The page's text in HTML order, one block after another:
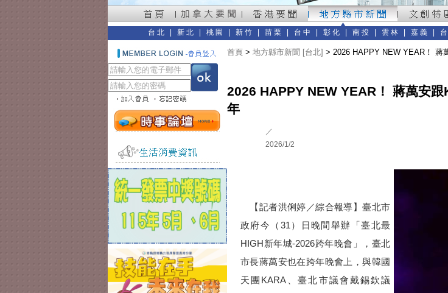
台北 新北 桃園 新竹 苗栗 台中 彰化 南投 雲林 嘉義
首頁 > 地方縣市新聞 [台北] > 2026 HAPPY NEW YEAR！ 蔣
2026 HAPPY NEW YEAR！ 蔣萬安
年
／
2026/1/2
【記者洪俐婷／綜合報導】臺北市
政府今（31）日晚間舉辦「臺北最
HIGH新年城-2026跨年晚會」，臺北
市長蔣萬安也在跨年晚會上，與韓國
天團KARA、臺北市議會戴錫欽議